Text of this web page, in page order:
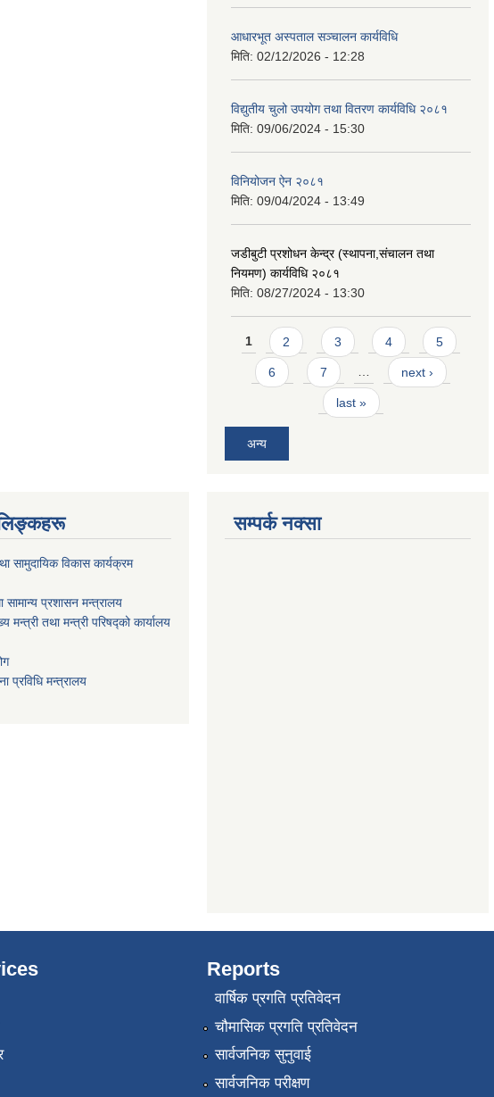
आधारभूत अस्पताल सञ्चालन कार्यविधि
मिति: 02/12/2026 - 12:28
विद्युतीय चुलो उपयोग तथा वितरण कार्यविधि २०८१
मिति: 09/06/2024 - 15:30
विनियोजन ऐन २०८१
मिति: 09/04/2024 - 13:49
जडीबुटी प्रशोधन केन्द्र (स्थापना,संचालन तथा
नियमण) कार्यविधि २०८१
मिति: 08/27/2024 - 13:30
Pages
1 2 3 4 5
6 7 … next ›
last »
अन्य
लिङ्कहरू
सामुदायिक विकास कार्यक्रम
सामान्य प्रशासन मन्त्रालय
मन्त्री तथा मन्त्री परिषद्को कार्यालय
प्रविधि मन्त्रालय
सम्पर्क नक्सा
Reports
वार्षिक प्रगति प्रतिवेदन
चौमासिक प्रगति प्रतिवेदन
सार्वजनिक सुनुवाई
सार्वजनिक परीक्षण